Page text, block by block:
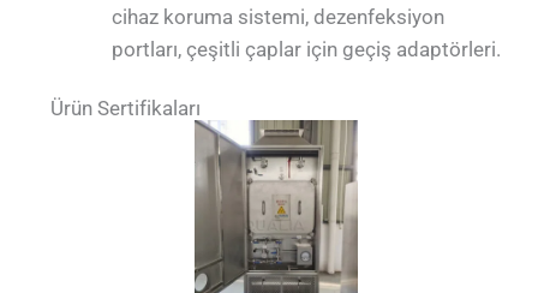
cihaz koruma sistemi, dezenfeksiyon
portları, çeşitli çaplar için geçiş adaptörleri.
Ürün Sertifikaları